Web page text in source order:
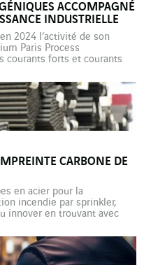
ACCOMPAGNÉ
INDUSTRIELLE
2024 l’activité de son
Paris Process
courants forts et courants
pathologies
: la thérapie
CARBONE DE
en acier pour la
incendie par sprinkler,
innover en trouvant avec
Profab est une usine
de protection